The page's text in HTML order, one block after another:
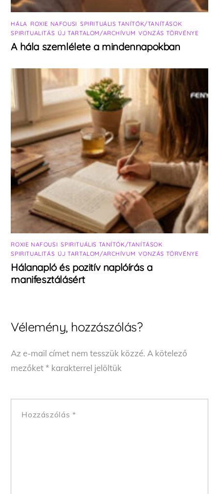
HÁLA ROXIE NAFOUSI SPIRITUÁLIS TANÍTÓK/TANÍTÁSOK
SPIRITUALITÁS ÚJ TARTALOM/ARCHÍVUM ,VONZÁS TÖRVÉNYE
A hála szemlélete a mindennapokban
ROXIE NAFOUSI ,SPIRITUÁLIS TANÍTÓK/TANÍTÁSOK
SPIRITUALITÁS ÚJ TARTALOM/ARCHÍVUM ,VONZÁS TÖRVÉNYE
Hálanapló és pozitív naplóírás a
manifesztálásért
Vélemény, hozzászólás?
Az e-mail címet nem tesszük közzé. A kötelező
mezőket* karakterrel jelöltük
Hozzászólás *